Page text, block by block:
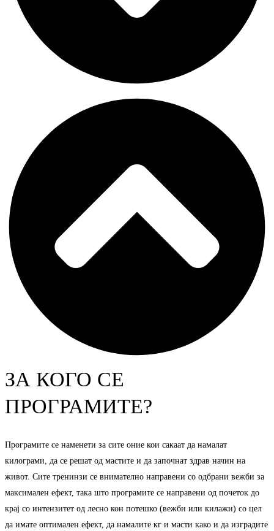
ЗА КОГО СЕ
ПРОГРАМИТЕ?
Програмите се наменети за сите оние кои сакаат да намалат
килограми, да се решат од мастите и да започнат здрав начин на
живот. Сите тренинзи се внимателно направени со одбрани вежби за
максимален ефект, така што програмите се направени од почеток до
крај со интензитет од лесно кон потешко (вежби или килажи) со цел
да имате оптимален ефект, да намалите кг и масти како и да изградите